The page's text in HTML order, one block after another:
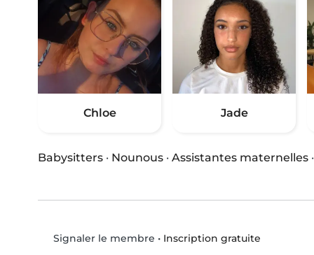
Chloe Jade
Babysitters · Nounous · Assistantes maternelles
Signaler le membre • Inscription gratuite